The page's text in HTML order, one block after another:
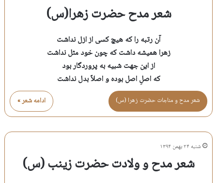
شعر مدح حضرت زهرا(س)
آن رتبه را که هیچ کسی از ازل نداشت
زهرا همیشه داشت که چون خود مثل نداشت
از این جهت شبیه به پروردگار بود
که اصلِ اصل بوده و اصلاً بدل نداشت
ادامه شعر » شعر مدح و مناجات حضرت زهرا (س)
شنبه ۲۴ بهمن ۱۳۹۴
شعر مدح و ولادت حضرت زینب (س)